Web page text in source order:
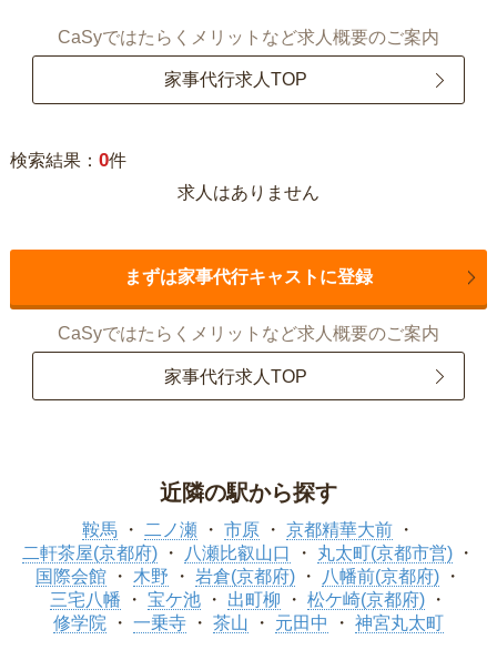
CaSyではたらくメリットなど求人概要のご案内
家事代行求人TOP
検索結果： 0件
求人はありません
まずは家事代行キャストに登録
CaSyではたらくメリットなど求人概要のご案内
家事代行求人TOP
近隣の駅から探す
鞍馬 二ノ瀬 市原
京都精華大前
二軒茶屋(京都府)
八瀬比叡山口
丸太町(京都市営)
国際会館
木野 岩倉(京都府)
八幡前(京都府)
三宅八幡
宝ケ池 出町柳
松ケ崎(京都府)
修学院
一乗寺 茶山 元田中 神宮丸太町